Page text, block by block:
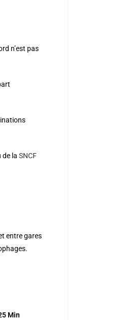
n’est pas
de la SNCF
entre gares
Min